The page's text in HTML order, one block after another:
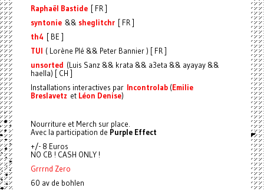
Raphaël Bastide[ FR ]
syntonie&& sheglitchr[ FR ]
th4 [ BE ]
TUI( Lorène Plé && Peter Bannier ) [ FR ]
unsorted (Luis Sanz && krata && a3eta && ayayay &&
haella) [ CH ]
Installations interactives par Incontrolab(Emilie
Breslavetz et Léon Denise)
Nourriture et Merch sur place.
Avec la participation de Purple Effect
+/- 8 Euros
NO CB ! CASH ONLY !
Grrrnd Zero
60 av de bohlen